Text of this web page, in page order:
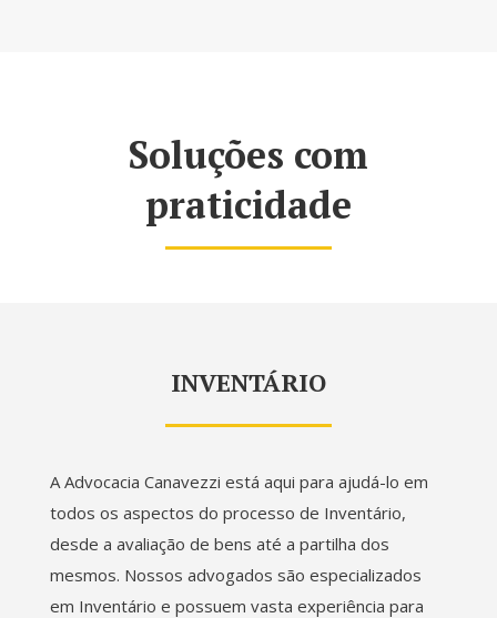
Soluções com
praticidade
INVENTÁRIO
A Advocacia Canavezzi está aqui para ajudá-lo em
todos os aspectos do processo de Inventário,
desde a avaliação de bens até a partilha dos
mesmos. Nossos advogados são especializados
em Inventário e possuem vasta experiência para